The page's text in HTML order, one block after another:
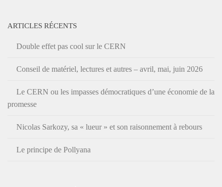
ARTICLES RÉCENTS
Double effet pas cool sur le CERN
Conseil de matériel, lectures et autres – avril, mai, juin 2026
Le CERN ou les impasses démocratiques d’une économie de la
promesse
Nicolas Sarkozy, sa « lueur » et son raisonnement à rebours
Le principe de Pollyana